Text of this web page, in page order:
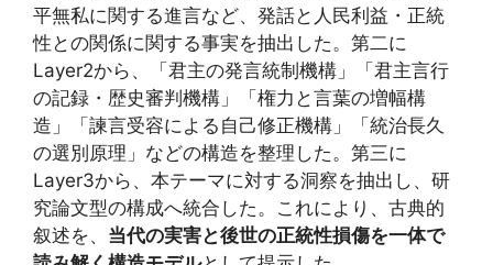
平無私に関する進言など、発話と人民利益・正統
性との関係に関する事実を抽出した。第二に
Layer2から、「君主の発言統制機構」「君主言行
の記録・歴史審判機構」「権力と言葉の増幅構
造」「諫言受容による自己修正機構」「統治長久
の選別原理」などの構造を整理した。第三に
Layer3から、本テーマに対する洞察を抽出し、研
究論文型の構成へ統合した。これにより、古典的
叙述を、 当代の実害と後世の正統性損傷を一体で